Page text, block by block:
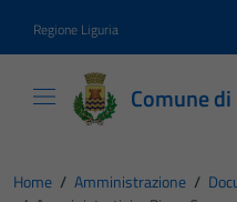
Regione Liguria
Comune
Home / Amministrazione /